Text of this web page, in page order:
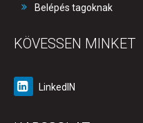
Belépés tagoknak
KÖVESSEN MINKET
LinkedIN